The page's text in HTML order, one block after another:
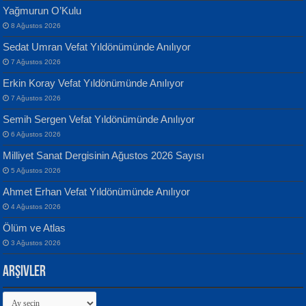
ATİLLA ÖZEN
Sultan Olmadan Önce Eyüp...
EKREM KARABABA
Banu Sancak
Defterimden İçeri...
İsmail Aydos
İnkisar...
Yağmurun O’Kulu
8 Ağustos 2026
Sedat Umran Vefat Yıldönümünde Anılıyor
7 Ağustos 2026
Erkin Koray Vefat Yıldönümünde Anılıyor
7 Ağustos 2026
Semih Sergen Vefat Yıldönümünde Anılıyor
6 Ağustos 2026
Milliyet Sanat Dergisinin Ağustos 2026 Sayısı
5 Ağustos 2026
Ahmet Erhan Vefat Yıldönümünde Anılıyor
4 Ağustos 2026
Ölüm ve Atlas
3 Ağustos 2026
Arşivler
Arşivler